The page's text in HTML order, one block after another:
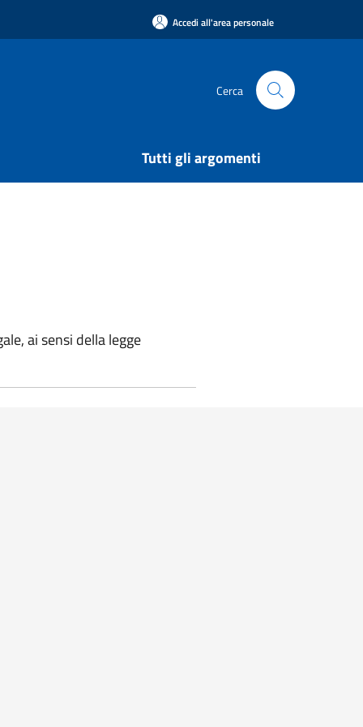
Accedi all'area personale
Cerca
Tutti gli argomenti
ai sensi della legge